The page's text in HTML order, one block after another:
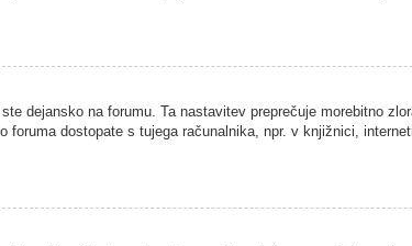
dejansko na forumu. Ta nastavitev preprečuje morebitno
dostopate s tujega računalnika, npr. v knjižnici,